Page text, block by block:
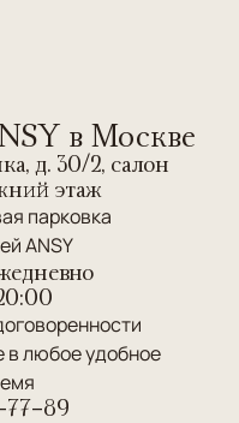
в Москве
д. 30/2, салон
этаж
парковка
ANSY
в любое удобное
77-89